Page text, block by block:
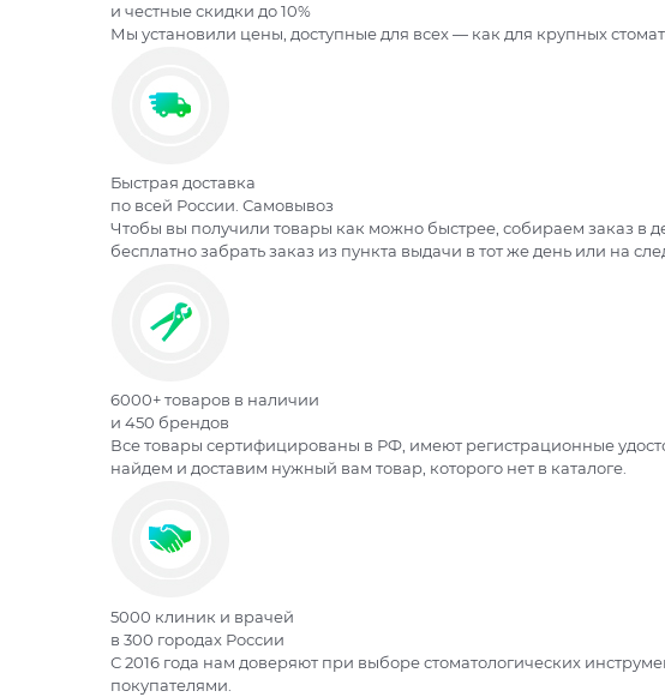
и честные скидки до 10%
Мы установили цены, доступные для всех — как для крупных
Быстрая доставка
по всей России. Самовывоз
Чтобы вы получили товары как можно быстрее, собираем заказ в
бесплатно забрать заказ из пункта выдачи в тот же день или на
6000+ товаров в наличии
и 450 брендов
Все товары сертифицированы в РФ, имеют регистрационные
найдем и доставим нужный вам товар, которого нет в каталоге.
5000 клиник и врачей
в 300 городах России
С 2016 года нам доверяют при выборе стоматологических
покупателями.